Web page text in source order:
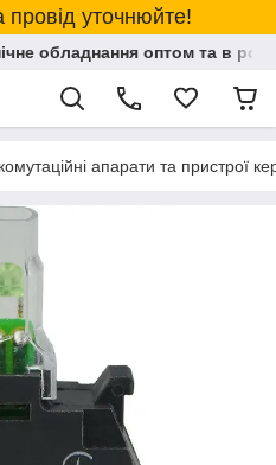
провід уточнюйте!
обладнання оптом та в
апарати та пристрої